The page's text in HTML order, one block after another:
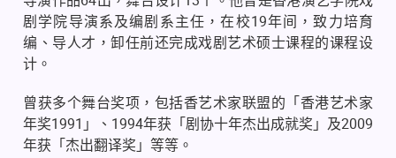
剧学院导演系及编剧系主任，在校19年间，致力培育
编、导人才，卸任前还完成戏剧艺术硕士课程的课程设
计。
曾获多个舞台奖项，包括香艺术家联盟的「香港艺术家
年奖1991 」、 1994年获「剧协十年杰出成就奖」及2009
年获「杰出翻译奖」等等。